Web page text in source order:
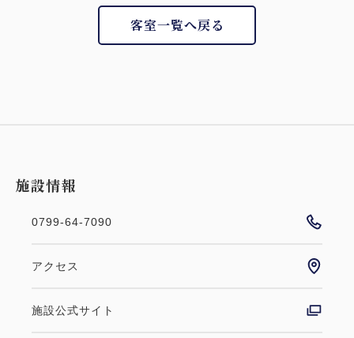
客室一覧へ戻る
施設情報
0799-64-7090
アクセス
施設公式サイト